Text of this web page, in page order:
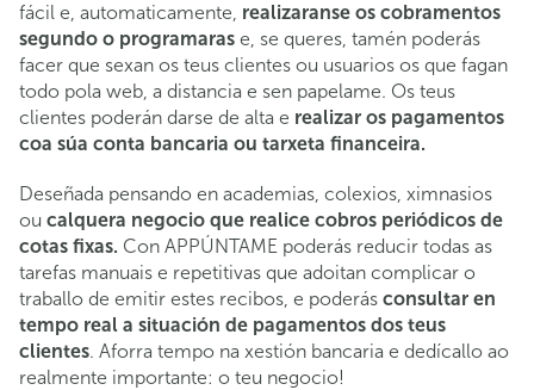
fácil e, automaticamente, realizaranse os cobramentos
segundo o programaras e, se queres, tamén poderás
facer que sexan os teus clientes ou usuarios os que fagan
todo pola web, a distancia e sen papelame. Os teus
clientes poderán darse de alta e realizar os pagamentos
coa súa conta bancaria ou tarxeta financeira.
Deseñada pensando en academias, colexios, ximnasios
ou calquera negocio que realice cobros periódicos de
cotas fixas. Con APPÚNTAME poderás reducir todas as
tarefas manuais e repetitivas que adoitan complicar o
traballo de emitir estes recibos, e poderás consultar en
tempo real a situación de pagamentos dos teus
clientes. Aforra tempo na xestión bancaria e dedícallo ao
realmente importante: o teu negocio!